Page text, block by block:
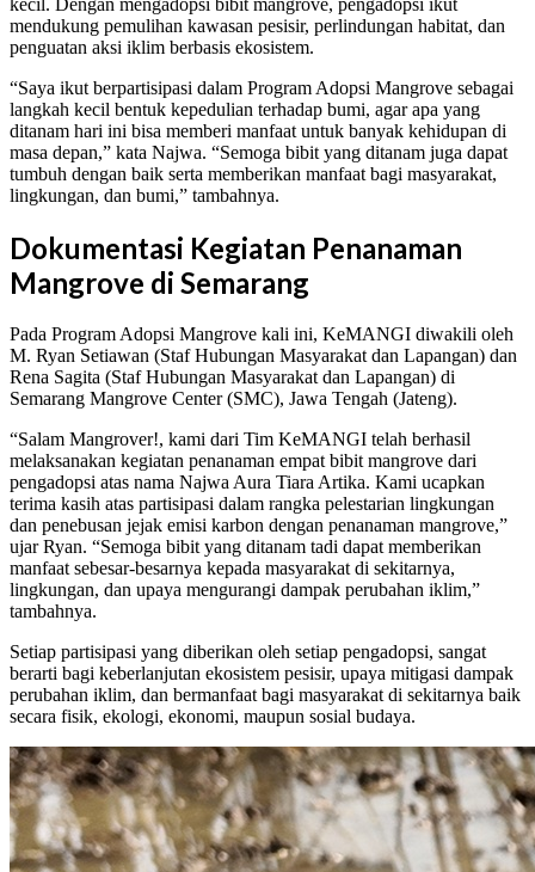
mendukung pemulihan kawasan pesisir, perlindungan habitat, dan
penguatan aksi iklim berbasis ekosistem.
“Saya ikut berpartisipasi dalam Program Adopsi Mangrove sebagai
langkah kecil bentuk kepedulian terhadap bumi, agar apa yang
ditanam hari ini bisa memberi manfaat untuk banyak kehidupan di
masa depan,” kata Najwa. “Semoga bibit yang ditanam juga dapat
tumbuh dengan baik serta memberikan manfaat bagi masyarakat,
lingkungan, dan bumi,” tambahnya.
Dokumentasi Kegiatan Penanaman
Mangrove di Semarang
Pada Program Adopsi Mangrove kali ini, KeMANGI diwakili oleh
M. Ryan Setiawan (Staf Hubungan Masyarakat dan Lapangan) dan
Rena Sagita (Staf Hubungan Masyarakat dan Lapangan) di
Semarang Mangrove Center (SMC), Jawa Tengah (Jateng).
“Salam Mangrover!, kami dari Tim KeMANGI telah berhasil
melaksanakan kegiatan penanaman empat bibit mangrove dari
pengadopsi atas nama Najwa Aura Tiara Artika. Kami ucapkan
terima kasih atas partisipasi dalam rangka pelestarian lingkungan
dan penebusan jejak emisi karbon dengan penanaman mangrove,”
ujar Ryan. “Semoga bibit yang ditanam tadi dapat memberikan
manfaat sebesar-besarnya kepada masyarakat di sekitarnya,
lingkungan, dan upaya mengurangi dampak perubahan iklim,”
tambahnya.
Setiap partisipasi yang diberikan oleh setiap pengadopsi, sangat
berarti bagi keberlanjutan ekosistem pesisir, upaya mitigasi dampak
perubahan iklim, dan bermanfaat bagi masyarakat di sekitarnya baik
secara fisik, ekologi, ekonomi, maupun sosial budaya.